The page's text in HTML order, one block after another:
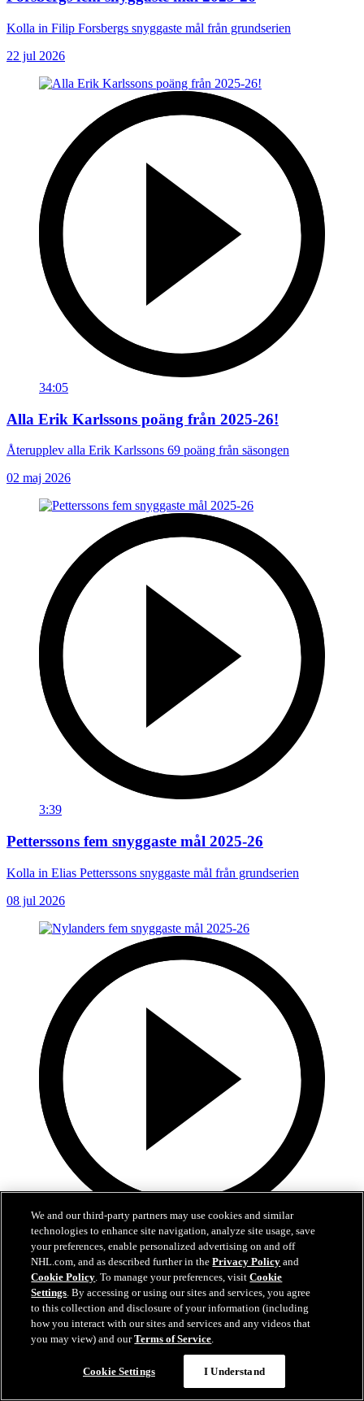
Kolla in Filip Forsbergs snyggaste mål från grundserien
22 jul 2026
34:05
Alla Erik Karlssons poäng från 2025-26!
Återupplev alla Erik Karlssons 69 poäng från säsongen
02 maj 2026
3:39
Petterssons fem snyggaste mål 2025-26
Kolla in Elias Petterssons snyggaste mål från grundserien
08 jul 2026
4:30
Nylanders fem snyggaste mål 2025-26
Kolla in William Nylanders snyggaste mål från grundserien
06 jul 2026
We and our third-party partners may use cookies and similar
technologies to enhance site navigation, analyze site usage, save
your preferences, enable personalized advertising on and off
NHL.com, and as described further in thePrivacy Policy and
Cookie Policy. To manage your preferences, visitCookie
Settings. By accessing or using our sites and services, you agree
to this collection and disclosure of your information (including
how you interact with our sites and services and any videos that
you may view) and ourTerms of Service.
Cookie Settings I Understand